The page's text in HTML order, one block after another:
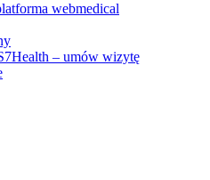
webmedical
– umów wizytę